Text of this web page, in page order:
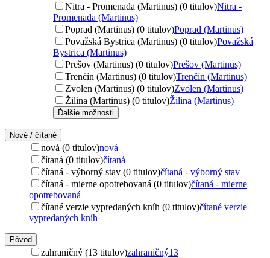
Nitra - Promenada (Martinus) (0 titulov)Nitra -
Promenada (Martinus)
Poprad (Martinus) (0 titulov)Poprad (Martinus)
Považská Bystrica (Martinus) (0 titulov)Považská
Bystrica (Martinus)
Prešov (Martinus) (0 titulov)Prešov (Martinus)
Trenčín (Martinus) (0 titulov)Trenčín (Martinus)
Zvolen (Martinus) (0 titulov)Zvolen (Martinus)
Žilina (Martinus) (0 titulov)Žilina (Martinus)
Ďalšie možnosti
Nové / čítané
nová (0 titulov)nová
čítaná (0 titulov)čítaná
čítaná - výborný stav (0 titulov)čítaná - výborný stav
čítaná - mierne opotrebovaná (0 titulov)čítaná - mierne
opotrebovaná
čítané verzie vypredaných kníh (0 titulov)čítané verzie
vypredaných kníh
Pôvod
zahraničný (13 titulov)zahraničný13